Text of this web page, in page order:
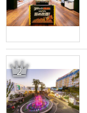
2